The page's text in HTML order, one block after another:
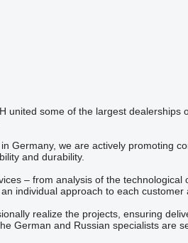
united some of the largest
Germany, we are actively promoting
and durability.
– from analysis of the
individual approach to each customer
realize the projects, ensuring
German and Russian specialists are